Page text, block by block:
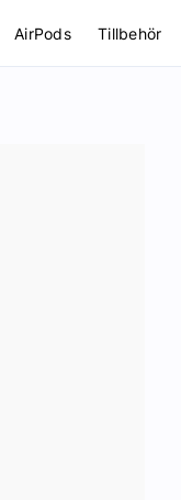
AirPods Tillbehör